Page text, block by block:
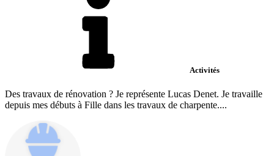
Activités
Des travaux de rénovation ? Je représente Lucas Denet. Je travaille
depuis mes débuts à Fille dans les travaux de charpente....